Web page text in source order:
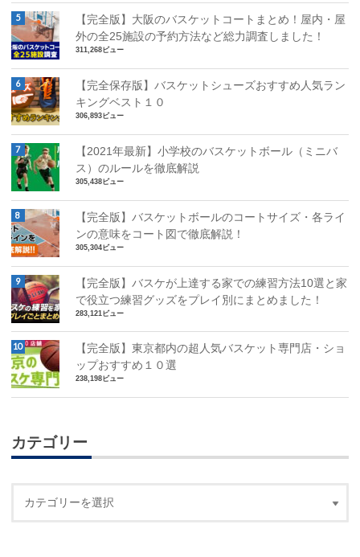
【完全版】大阪のバスケットコートまとめ！屋内・屋
外の全25施設の予約方法など総力調査しました！
311,268ビュー
【完全保存版】バスケットシューズおすすめ人気ラン
キングベスト１０
306,893ビュー
【2021年最新】小学校のバスケットボール（ミニバ
ス）のルールを徹底解説
305,438ビュー
【完全版】バスケットボールのコートサイズ・各ライ
ンの意味をコート図で徹底解説！
305,304ビュー
【完全版】バスケが上達する家での練習方法10選と家
で役立つ練習グッズをプレイ別にまとめました！
283,121ビュー
【完全版】東京都内の超人気バスケット専門店・ショ
ップおすすめ１０選
238,198ビュー
カテゴリー